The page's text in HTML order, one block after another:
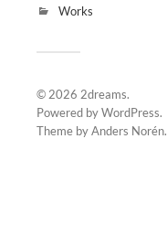
Works
© 2026 2dreams.
Powered byWordPress.
Theme byAnders Norén.